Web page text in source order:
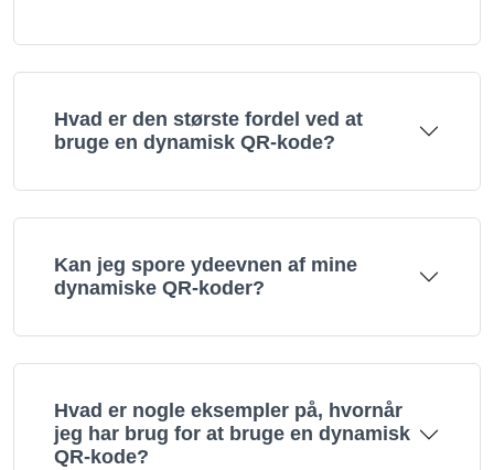
Hvad er den største fordel ved at
bruge en dynamisk QR-kode?
Kan jeg spore ydeevnen af mine
dynamiske QR-koder?
Hvad er nogle eksempler på, hvornår
jeg har brug for at bruge en dynamisk
QR-kode?